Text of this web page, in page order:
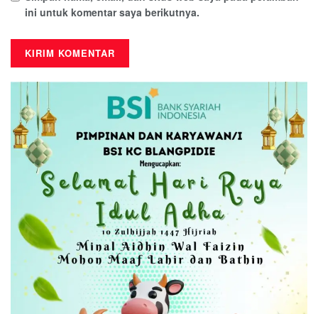
ini untuk komentar saya berikutnya.